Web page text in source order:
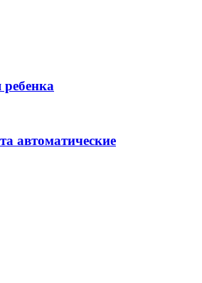
автоматические